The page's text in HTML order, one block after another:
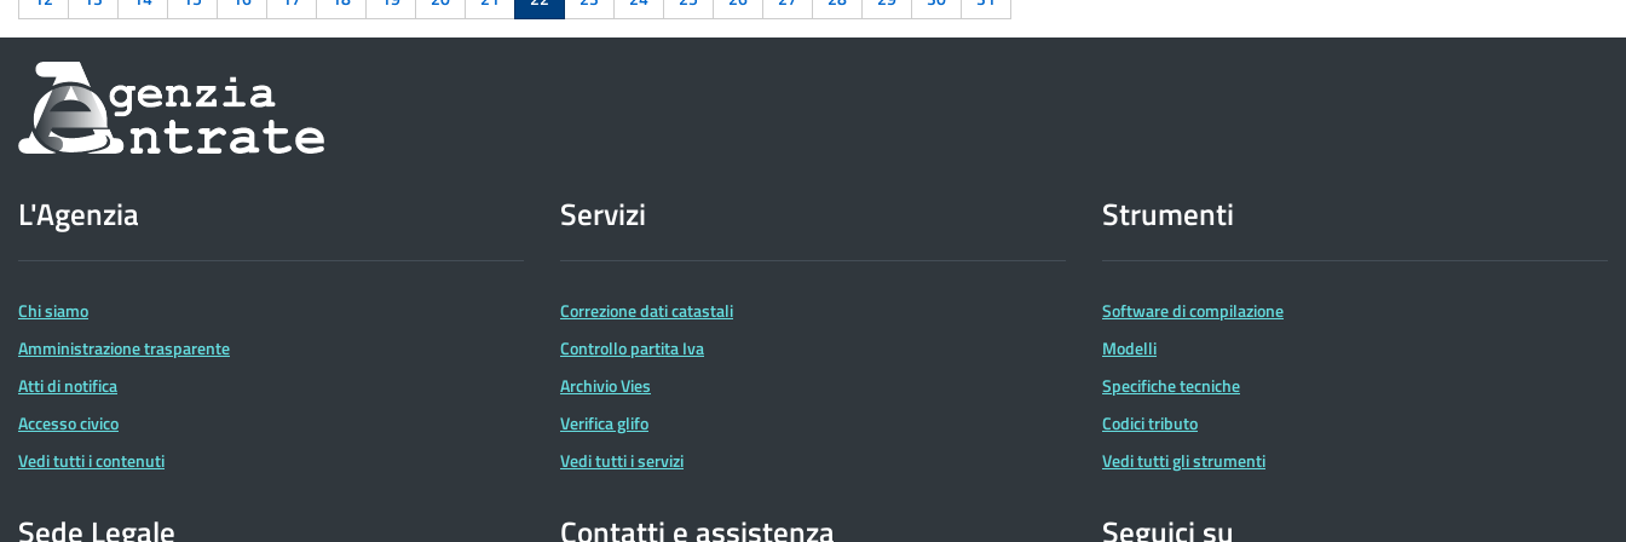
Informazioni
sul
dell'Agenzia
delle
Entrate
L'Agenzia
Chi siamo
Amministrazione trasparente
Atti di notifica
Accesso civico
Vedi tutti i contenuti
Servizi
Correzione dati catastali
Controllo partita Iva
Archivio Vies
Verifica glifo
Vedi tutti i servizi
Strumenti
Software di compilazione
Modelli
Specifiche tecniche
Codici tributo
Vedi tutti gli strumenti
Sede Legale Contatti e assistenza Seguici su